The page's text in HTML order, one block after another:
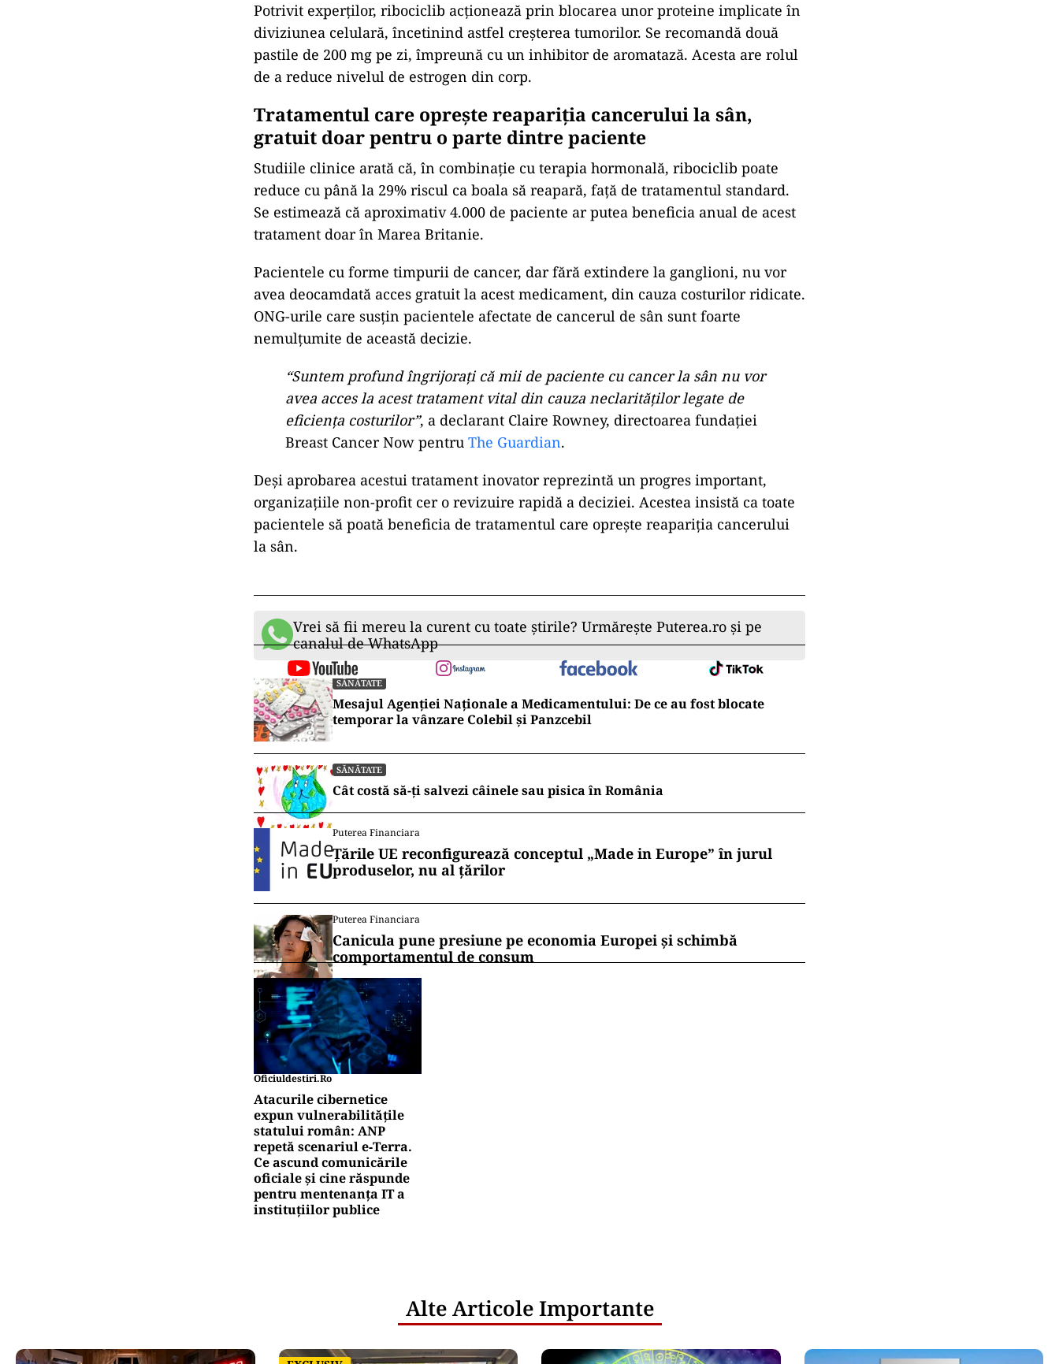
Potrivit experților, ribociclib acționează prin blocarea unor proteine implicate în
diviziunea celulară, încetinind astfel creșterea tumorilor. Se recomandă două
pastile de 200 mg pe zi, împreună cu un inhibitor de aromatază. Acesta are rolul
de a reduce nivelul de estrogen din corp.
Tratamentul care oprește reapariția cancerului la sân,
gratuit doar pentru o parte dintre paciente
Studiile clinice arată că, în combinație cu terapia hormonală, ribociclib poate
reduce cu până la 29% riscul ca boala să reapară, față de tratamentul standard.
Se estimează că aproximativ 4.000 de paciente ar putea beneficia anual de acest
tratament doar în Marea Britanie.
Pacientele cu forme timpurii de cancer, dar fără extindere la ganglioni, nu vor
avea deocamdată acces gratuit la acest medicament, din cauza costurilor ridicate.
ONG-urile care susțin pacientele afectate de cancerul de sân sunt foarte
nemulțumite de această decizie.
“Suntem profund îngrijorați că mii de paciente cu cancer la sân nu vor
avea acces la acest tratament vital din cauza neclarităților legate de
eficiența costurilor”, a declarant Claire Rowney, directoarea fundației
Breast Cancer Now pentru The Guardian.
Deși aprobarea acestui tratament inovator reprezintă un progres important,
organizațiile non-profit cer o revizuire rapidă a deciziei. Acestea insistă ca toate
pacientele să poată beneficia de tratamentul care oprește reapariția cancerului
la sân.
Vrei să fii mereu la curent cu toate știrile? Urmărește Puterea.ro și pe
canalul de WhatsApp
SĂNĂTATE
Mesajul Agenției Naționale a Medicamentului: De ce au fost blocate
temporar la vânzare Colebil și Panzcebil
SĂNĂTATE
Cât costă să-ți salvezi câinele sau pisica în România
Puterea Financiara
Țările UE reconfigurează conceptul „Made in Europe” în jurul
produselor, nu al țărilor
Puterea Financiara
Canicula pune presiune pe economia Europei și schimbă
comportamentul de consum
Oficiuldestiri.ro
Atacurile cibernetice
expun vulnerabilitățile
statului român: ANP
repetă scenariul e‑Terra.
Ce ascund comunicările
oficiale și cine răspunde
pentru mentenanța IT a
instituțiilor publice
Alte Articole Importante